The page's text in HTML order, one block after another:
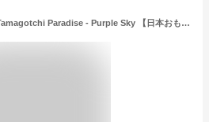
[バンダイ(BANDAI)] Tamagotchi Paradise - Purple Sky 【日本おもちゃ大賞2025デジタル部門大賞】 対象年齢 6才以上 たまごっちパラダイス